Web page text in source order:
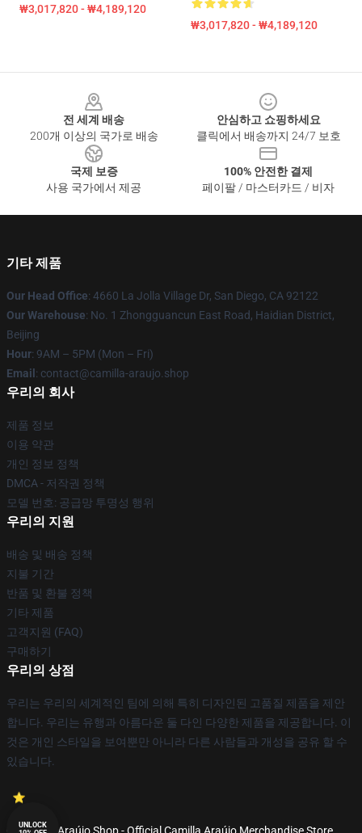
₩3,017,820 - ₩4,189,120
₩3,017,820 - ₩4,189,120
전 세계 배송
200개 이상의 국가로 배송
안심하고 쇼핑하세요
클릭에서 배송까지 24/7 보호
국제 보증
사용 국가에서 제공
100% 안전한 결제
페이팔 / 마스터카드 / 비자
기타 제품
Our Head Office: 4660 La Jolla Village Dr, San Diego, CA 92122
Our Warehouse: No. 1 Zhongguancun East Road, Haidian District,
Beijing
Hour: 9AM – 5PM (Mon – Fri)
Email : contact@camilla-araujo.shop
우리의 회사
제품 정보
이용 약관
개인 정보 정책
DMCA - 저작권 정책
모델 번호: 공급망 투명성 행위
우리의 지원
배송 및 배송 정책
지불 기간
반품 및 환불 정책
기타 제품
고객지원 (FAQ)
구매하기
우리의 상점
우리는 우리의 세계적인 팀에 의해 특히 디자인된 고품질 제품을 제안
합니다. 우리는 유행과 아름다운 둘 다인 다양한 제품을 제공합니다. 이
것은 개인 스타일을 보여뿐만 아니라 다른 사람들과 개성을 공유 할 수
있습니다.
UNLOCK